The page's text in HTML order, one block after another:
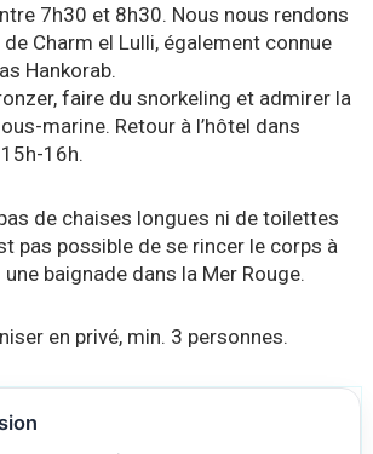
7h30 et 8h30. Nous nous rendons
Charm el Lulli, également connue
Hankorab.
faire du snorkeling et admirer la
marine. Retour à l’hôtel dans
16h.
de chaises longues ni de toilettes
pas possible de se rincer le corps à
une baignade dans la Mer Rouge.
en privé, min. 3 personnes.